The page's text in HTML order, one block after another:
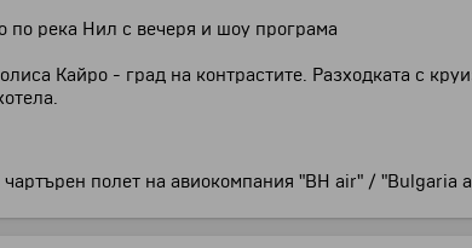
по река Нил с вечеря и шоу програма
Кайро - град на контрастите. Разходката с
полет на авиокомпания "BH air" /